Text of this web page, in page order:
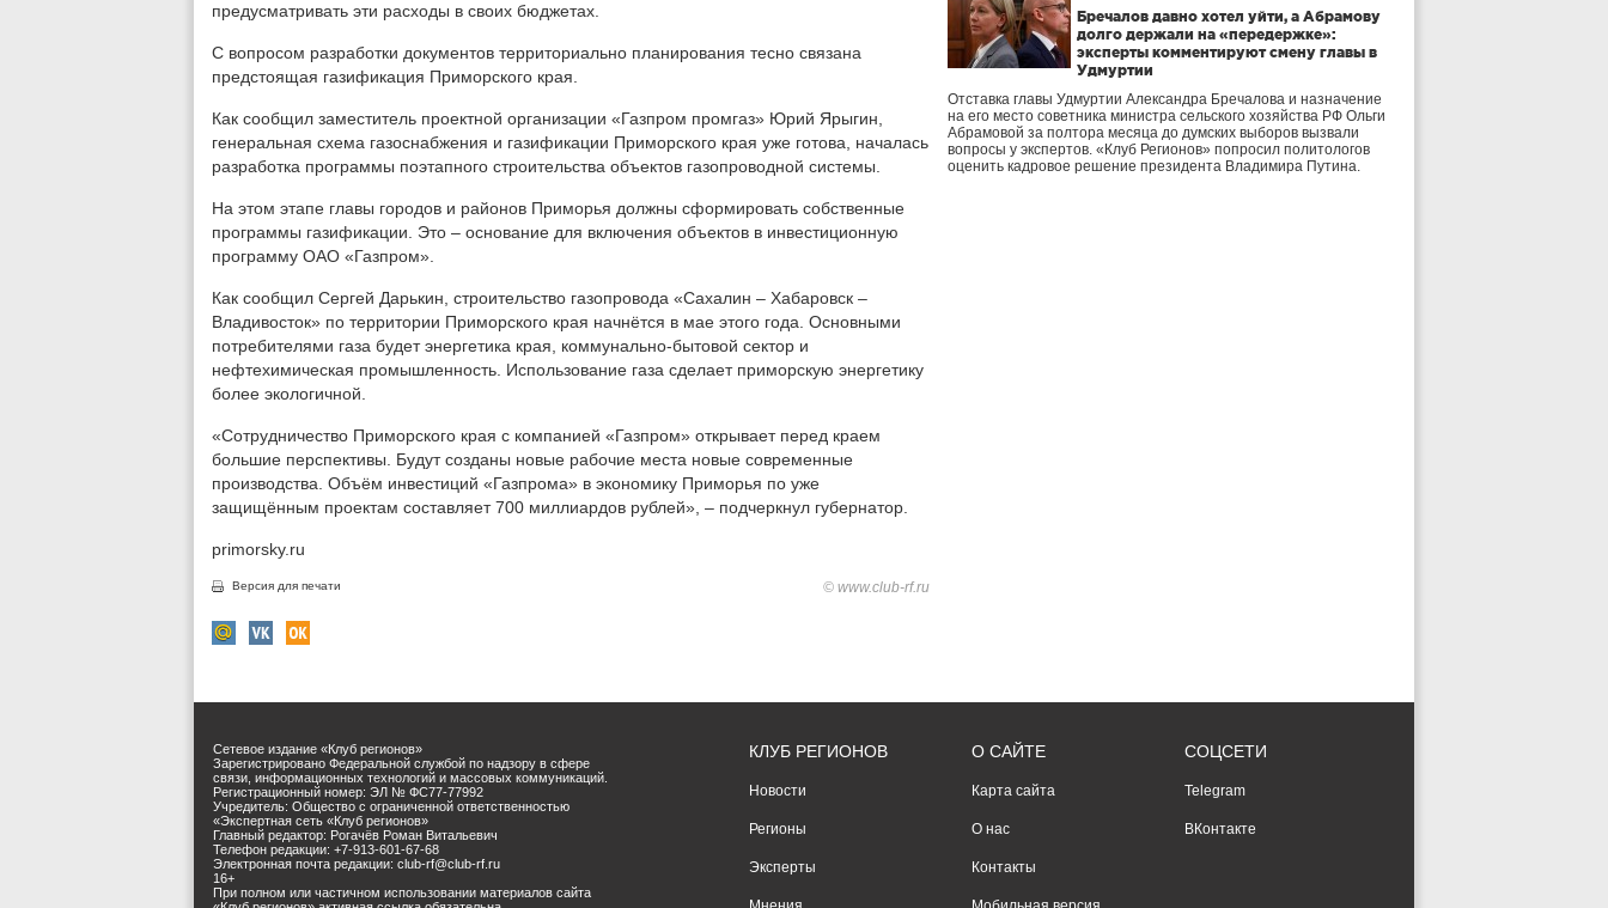
предусматривать эти расходы в своих бюджетах.
С вопросом разработки документов территориально планирования тесно связана
предстоящая газификация Приморского края.
Как сообщил заместитель проектной организации «Газпром промгаз» Юрий Ярыгин,
генеральная схема газоснабжения и газификации Приморского края уже готова, началась
разработка программы поэтапного строительства объектов газопроводной системы.
На этом этапе главы городов и районов Приморья должны сформировать собственные
программы газификации. Это – основание для включения объектов в инвестиционную
программу ОАО «Газпром».
Как сообщил Сергей Дарькин, строительство газопровода «Сахалин – Хабаровск –
Владивосток» по территории Приморского края начнётся в мае этого года. Основными
потребителями газа будет энергетика края, коммунально-бытовой сектор и
нефтехимическая промышленность. Использование газа сделает приморскую энергетику
более экологичной.
«Сотрудничество Приморского края с компанией «Газпром» открывает перед краем
большие перспективы. Будут созданы новые рабочие места новые современные
производства. Объём инвестиций «Газпрома» в экономику Приморья по уже
защищённым проектам составляет 700 миллиардов рублей», – подчеркнул губернатор.
primorsky.ru
Версия для печати © www.club-rf.ru
Бречалов давно хотел уйти, а Абрамову
долго держали на «передержке»:
эксперты комментируют смену главы в
Удмуртии
Отставка главы Удмуртии Александра Бречалова и назначение
на его место советника министра сельского хозяйства РФ Ольги
Абрамовой за полтора месяца до думских выборов вызвали
вопросы у экспертов. «Клуб Регионов» попросил политологов
оценить кадровое решение президента Владимира Путина.
Сетевое издание «Клуб регионов»
Зарегистрировано Федеральной службой по надзору в сфере
связи, информационных технологий и массовых коммуникаций.
Регистрационный номер: ЭЛ № ФС77-77992
Учредитель: Общество с ограниченной ответственностью
«Экспертная сеть «Клуб регионов»
Главный редактор: Рогачёв Роман Витальевич
Телефон редакции: +7-913-601-67-68
Электронная почта редакции: club-rf@club-rf.ru
16+
При полном или частичном использовании материалов сайта
КЛУБ РЕГИОНОВ
Новости
Регионы
Эксперты
О САЙТЕ
Карта сайта
О нас
Контакты
СОЦСЕТИ
Telegram
ВКонтакте